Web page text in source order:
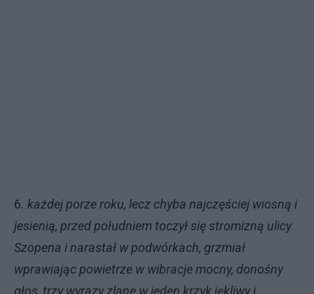
6. każdej porze roku, lecz chyba najczęściej wiosną i
jesienią, przed południem toczył się stromizną ulicy
Szopena i narastał w podwórkach, grzmiał
wprawiając powietrze w wibracje mocny, donośny
głos, trzy wyrazy zlane w jeden krzyk jękliwy i